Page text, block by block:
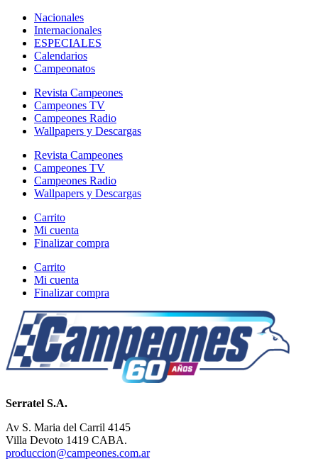
Nacionales
Internacionales
ESPECIALES
Calendarios
Campeonatos
Revista Campeones
Campeones TV
Campeones Radio
Wallpapers y Descargas
Revista Campeones
Campeones TV
Campeones Radio
Wallpapers y Descargas
Carrito
Mi cuenta
Finalizar compra
Carrito
Mi cuenta
Finalizar compra
Serratel S.A.
Av S. Maria del Carril 4145
Villa Devoto 1419 CABA.
produccion@campeones.com.ar